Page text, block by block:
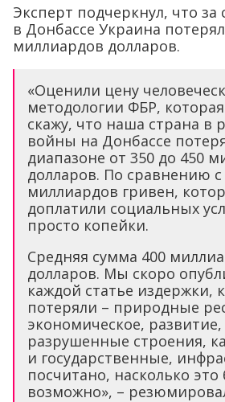
Эксперт подчеркнул, что
в Донбассе Украина
миллиардов долларов.
«Оценили цену
методологии ФБР,
скажу, что наша страна в
войны на Донбассе
диапазоне от 350 до 450
долларов. По сравнению
миллиардов гривен,
доплатили социальных
просто копейки.
Средняя сумма 400
долларов. Мы скоро
каждой статье издержки,
потеряли – природные
экономическое,
разрушенные строения,
и государственные,
посчитано, насколько
возможно», –